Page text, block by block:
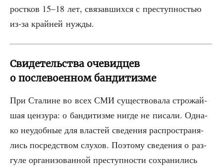
рост­ков 15–18 лет, свя­зав­ших­ся с пре­ступ­но­стью
из-за край­ней нужды.
Свидетельства очевидцев
о послевоенном бандитизме
При Ста­лине во всех СМИ суще­ство­ва­ла стро­жай­
шая цен­зу­ра: о бан­ди­тиз­ме нигде не писа­ли. Одна­
ко неудоб­ные для вла­стей све­де­ния рас­про­стра­ня­
лись посред­ством слу­хов. Поэто­му све­де­ния о раз­
гу­ле орга­ни­зо­ван­ной пре­ступ­но­сти сохра­ни­лись